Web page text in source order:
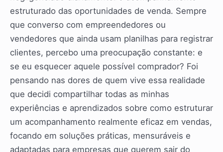
estruturado das oportunidades de venda. Sempre
que converso com empreendedores ou
vendedores que ainda usam planilhas para registrar
clientes, percebo uma preocupação constante: e
se eu esquecer aquele possível comprador? Foi
pensando nas dores de quem vive essa realidade
que decidi compartilhar todas as minhas
experiências e aprendizados sobre como estruturar
um acompanhamento realmente eficaz em vendas,
focando em soluções práticas, mensuráveis e
adaptadas para empresas que querem sair do